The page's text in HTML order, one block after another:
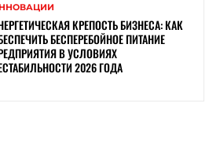
КРЕПОСТЬ БИЗНЕСА: КАК
БЕСПЕРЕБОЙНОЕ ПИТАНИЕ
В УСЛОВИЯХ
2026 ГОДА